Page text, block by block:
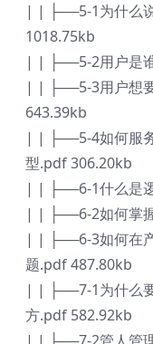
| | ├──5-1为什么
1018.75kb
| | ├──5-2用户是
| | ├──5-3用户想
643.39kb
| | ├──5-4如何服
型.pdf 306.20kb
| | ├──6-1什么是
| | ├──6-2如何掌
| | ├──6-3如何在
题.pdf 487.80kb
| | ├──7-1为什么
方.pdf 582.92kb